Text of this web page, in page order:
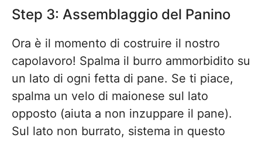
Step 3: Assemblaggio del Panino
Ora è il momento di costruire il nostro
capolavoro! Spalma il burro ammorbidito su
un lato di ogni fetta di pane. Se ti piace,
spalma un velo di maionese sul lato
opposto (aiuta a non inzuppare il pane).
Sul lato non burrato, sistema in questo